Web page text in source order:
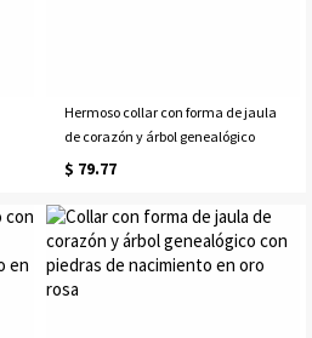
Hermoso collar con forma de jaula
de corazón y árbol genealógico
$ 79.77